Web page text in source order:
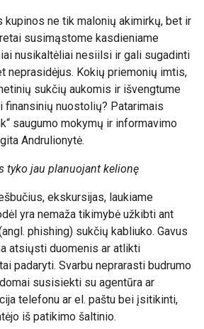
ne tik malonių akimirkų, bet ir
susimąstome kasdieniame
nusikaltėliai nesiilsi ir gali sugadinti
neprasidėjus. Kokių priemonių imtis,
sukčių aukomis ir išvengtume
finansinių nuostolių? Patarimais
saugumo mokymų ir informavimo
Andrulionytė.
tyko jau planuojant kelionę
ekskursijas, laukiame
yra nemaža tikimybė užkibti ant
phishing) sukčių kabliuko. Gavus
atsiųsti duomenis ar atlikti
padaryti. Svarbu neprarasti budrumo
susisiekti su agentūra ar
telefonu ar el. paštu bei įsitikinti,
iš patikimo šaltinio.